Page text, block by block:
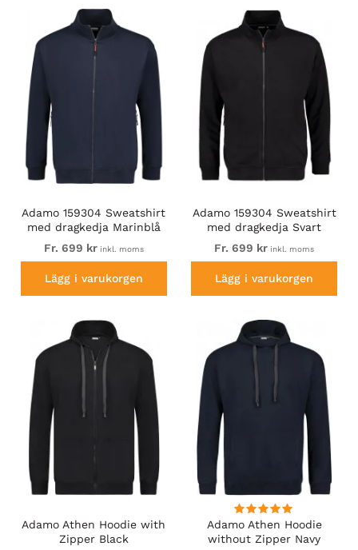
Adamo 159304 Sweatshirt
med dragkedja Marinblå
Fr. 699 krinkl. moms
Lägg i varukorgen
Adamo 159304 Sweatshirt
med dragkedja Svart
Fr. 699 kr inkl. moms
Lägg i varukorgen
Adamo Athen Hoodie with
Zipper Black
Adamo Athen Hoodie
without Zipper Navy